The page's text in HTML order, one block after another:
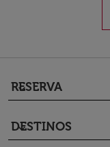
RESERVA
keyboard_arrow_down
DESTINOS
keyboard_arrow_down